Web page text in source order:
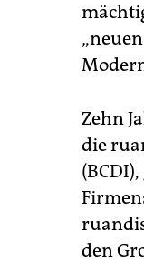
Zehn
die
den